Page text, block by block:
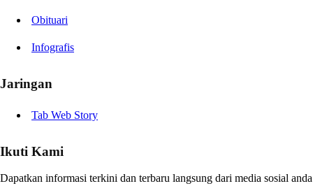
Obituari
Infografis
Jaringan
Tab Web Story
Ikuti Kami
Dapatkan informasi terkini dan terbaru langsung dari media sosial anda